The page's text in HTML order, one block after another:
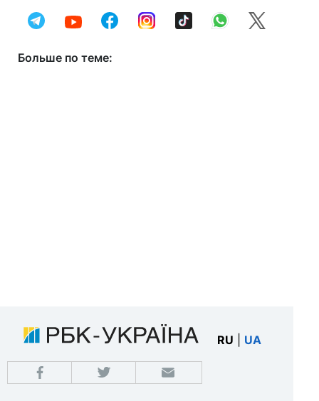
Больше по теме:
RU UA